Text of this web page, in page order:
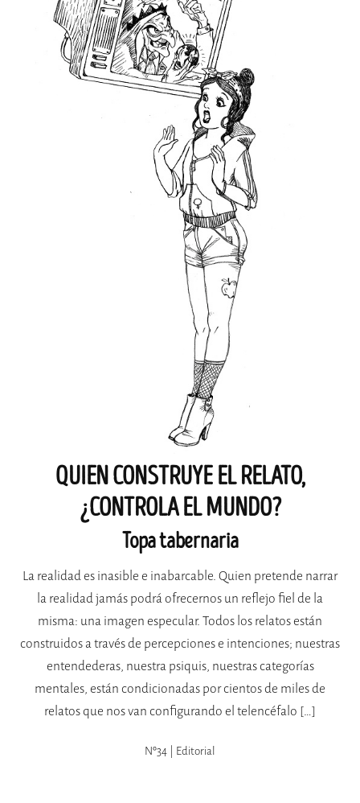
QUIEN CONSTRUYE EL RELATO,
¿CONTROLA EL MUNDO?
Topa tabernaria
La realidad es inasible e inabarcable. Quien pretende narrar
la realidad jamás podrá ofrecernos un reflejo fiel de la
misma: una imagen especular. Todos los relatos están
construidos a través de percepciones e intenciones; nuestras
entendederas, nuestra psiquis, nuestras categorías
mentales, están condicionadas por cientos de miles de
relatos que nos van configurando el telencéfalo […]
Nº34 | Editorial